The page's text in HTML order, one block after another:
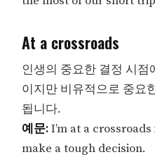
At a crossroads
인생의 중요한 결정 시
이지만 비유적으로 중요
됩니다.
예문:I’m at a
make a tough decision.